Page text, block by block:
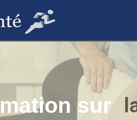
sur a